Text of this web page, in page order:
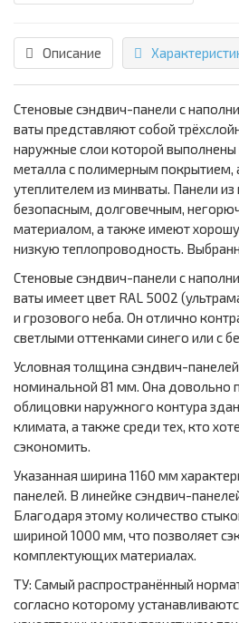
Описание
Стеновые сэндвич-панели с
ваты представляют собой
наружные слои которой выполнены
металла с полимерным покрытием,
утеплителем из минваты. Панели
безопасным, долговечным,
материалом, а также имеют
низкую теплопроводность.
Стеновые сэндвич-панели с
ваты имеет цвет RAL 5002
и грозового неба. Он отлично
светлыми оттенками синего или с
Условная толщина сэндвич-
номинальной 81 мм. Она довольно
облицовки наружного контура
климата, а также среди тех, кто
сэкономить.
Указанная ширина 1160 мм
панелей. В линейке сэндвич-
Благодаря этому количество
шириной 1000 мм, что позволяет
комплектующих материалах.
ТУ: Самый распространённый
согласно которому